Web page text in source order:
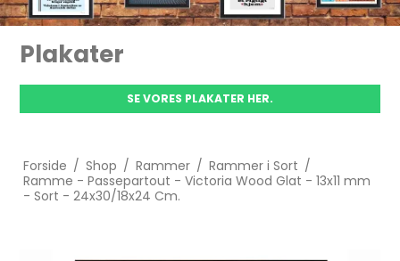
Plakater
SE VORES PLAKATER HER.
Forside / Shop / Rammer / Rammer i Sort /
Ramme - Passepartout - Victoria Wood Glat - 13x11 mm
- Sort - 24x30/18x24 Cm.